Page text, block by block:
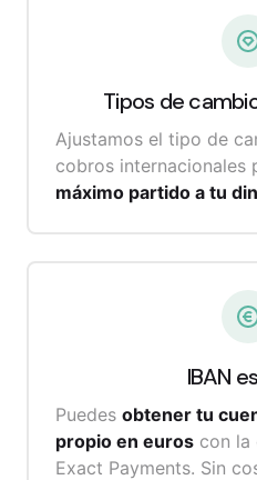
Tipos de
Ajustamos el tipo de
cobros internacionales
máximo partido a tu
IBAN
Puedes obtener tu
propio en euros con la
Exact Payments. Sin